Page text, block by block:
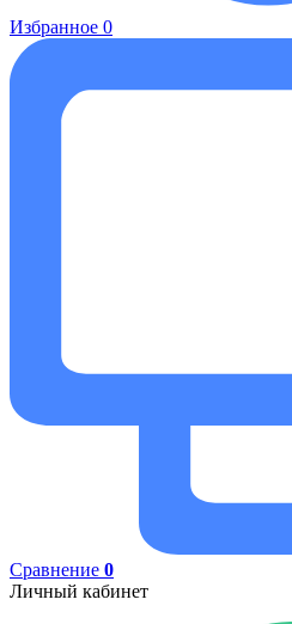
Избранное 0
Сравнение 0
Личный кабинет